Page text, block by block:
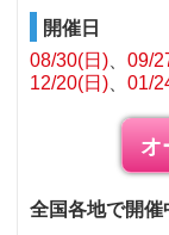
開催日
08/30(日)
09/
12/20(日)
01/
オ
全国各地で開